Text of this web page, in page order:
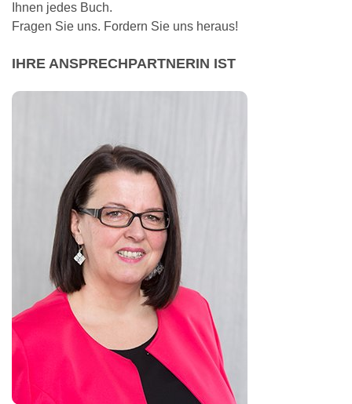
Ihnen jedes Buch.
Fragen Sie uns. Fordern Sie uns heraus!
IHRE ANSPRECHPARTNERIN IST